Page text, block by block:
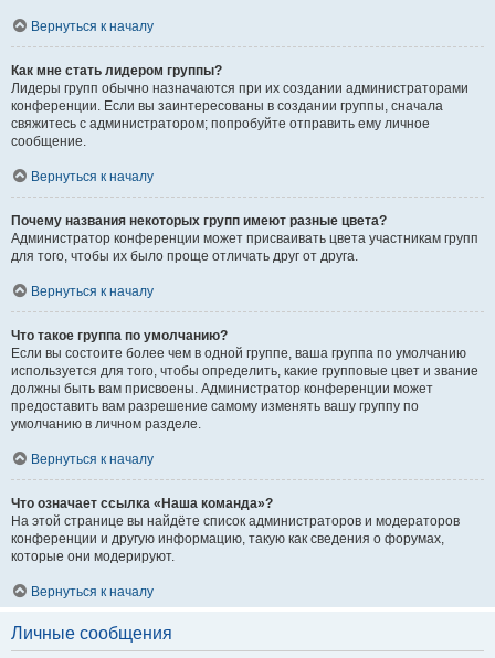
Вернуться к началу
Как мне стать лидером группы?
Лидеры групп обычно назначаются при их создании администраторами
конференции. Если вы заинтересованы в создании группы, сначала
свяжитесь с администратором; попробуйте отправить ему личное
сообщение.
Вернуться к началу
Почему названия некоторых групп имеют разные цвета?
Администратор конференции может присваивать цвета участникам групп
для того, чтобы их было проще отличать друг от друга.
Вернуться к началу
Что такое группа по умолчанию?
Если вы состоите более чем в одной группе, ваша группа по умолчанию
используется для того, чтобы определить, какие групповые цвет и звание
должны быть вам присвоены. Администратор конференции может
предоставить вам разрешение самому изменять вашу группу по
умолчанию в личном разделе.
Вернуться к началу
Что означает ссылка «Наша команда»?
На этой странице вы найдёте список администраторов и модераторов
конференции и другую информацию, такую как сведения о форумах,
которые они модерируют.
Вернуться к началу
Личные сообщения